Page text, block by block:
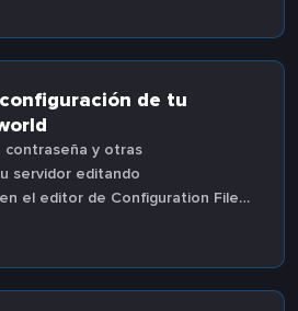
de tu
contraseña y otras
servidor editando
el editor de Configuration Files